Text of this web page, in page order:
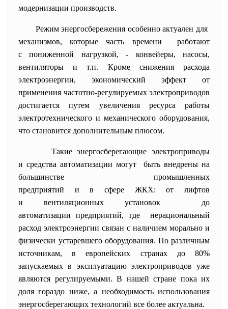
модернизации производств.
Режим энергосбережения особенно актуален для
механизмов, которые часть времени работают
с пониженной нагрузкой, - конвейеры, насосы,
вентиляторы и т.п. Кроме снижения расхода
электроэнергии, экономический эффект от
применения частотно-регулируемых электроприводов
достигается путем увеличения ресурса работы
электротехнического и механического оборудования,
что становится дополнительным плюсом.
Такие энергосберегающие электроприводы
и средства автоматизации могут быть внедрены на
большинстве промышленных
предприятий и в сфере ЖКХ: от лифтов
и вентиляционных установок до
автоматизации предприятий, где нерациональный
расход электроэнергии связан с наличием морально и
физически устаревшего оборудования. По различным
источникам, в европейских странах до 80%
запускаемых в эксплуатацию электроприводов уже
являются регулируемыми. В нашей стране пока их
доля гораздо ниже, а необходимость использования
энергосберегающих технологий все более актуальна.